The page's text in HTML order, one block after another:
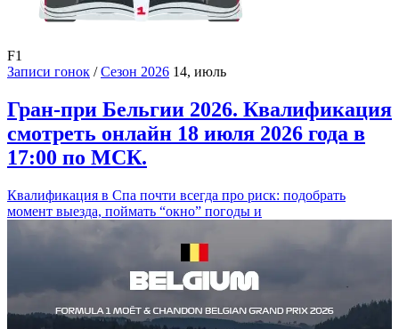
F1
Записи гонок /Сезон 2026 14, июль
Гран-при Бельгии 2026. Квалификация
смотреть онлайн 18 июля 2026 года в
17:00 по МСК.
Квалификация в Спа почти всегда про риск: подобрать
момент выезда, поймать “окно” погоды и